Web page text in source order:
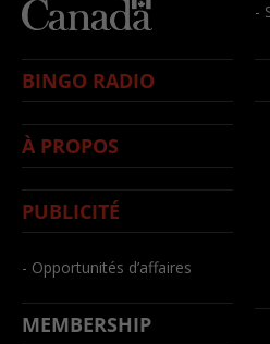
-
BINGO RADIO
À PROPOS
PUBLICITÉ
- Opportunités d’affaires
MEMBERSHIP